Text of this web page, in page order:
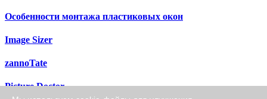
Особенности монтажа пластиковых окон
Image Sizer
zannoTate
Picture Doctor